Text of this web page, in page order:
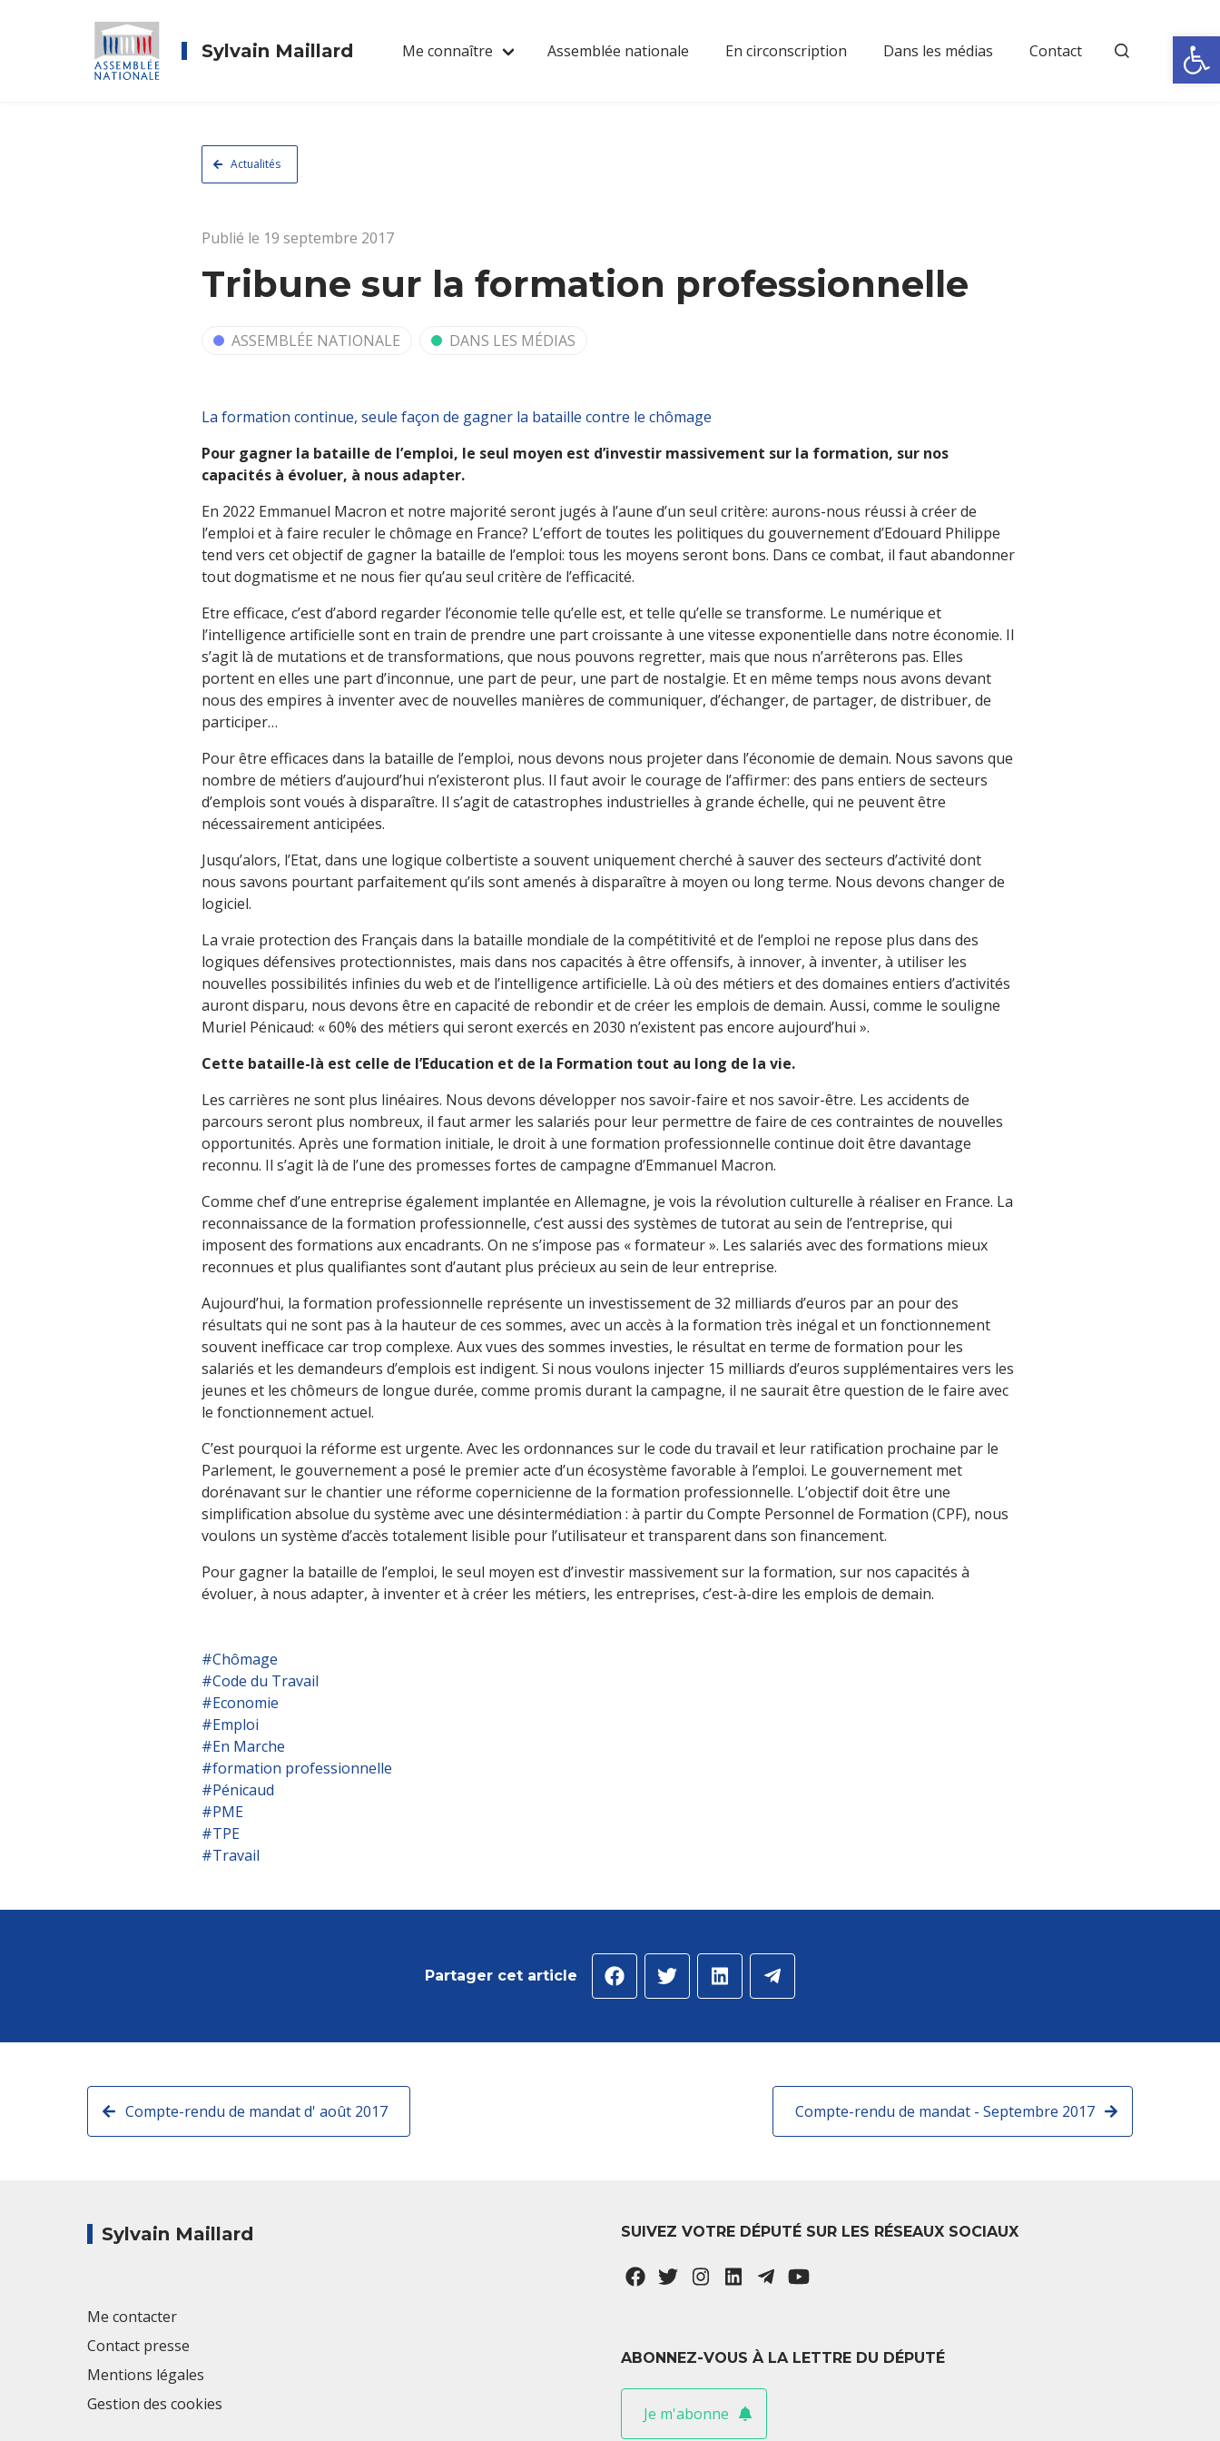
Ouvrir
Sylvain Maillard Me connaître Assemblée nationale En circonscription Dans les médias Contact
Actualités
Publié le 19 septembre 2017
Tribune sur la formation professionnelle
ASSEMBLÉE NATIONALE DANS LES MÉDIAS
La formation continue, seule façon de gagner la bataille contre le chômage
Pour gagner la bataille de l’emploi, le seul moyen est d’investir massivement sur la formation, sur nos
capacités à évoluer, à nous adapter.
En 2022 Emmanuel Macron et notre majorité seront jugés à l’aune d’un seul critère: aurons-nous réussi à créer de
l’emploi et à faire reculer le chômage en France? L’effort de toutes les politiques du gouvernement d’Edouard Philippe
tend vers cet objectif de gagner la bataille de l’emploi: tous les moyens seront bons. Dans ce combat, il faut abandonner
tout dogmatisme et ne nous fier qu’au seul critère de l’efficacité.
Etre efficace, c’est d’abord regarder l’économie telle qu’elle est, et telle qu’elle se transforme. Le numérique et
l’intelligence artificielle sont en train de prendre une part croissante à une vitesse exponentielle dans notre économie. Il
s’agit là de mutations et de transformations, que nous pouvons regretter, mais que nous n’arrêterons pas. Elles
portent en elles une part d’inconnue, une part de peur, une part de nostalgie. Et en même temps nous avons devant
nous des empires à inventer avec de nouvelles manières de communiquer, d’échanger, de partager, de distribuer, de
participer…
Pour être efficaces dans la bataille de l’emploi, nous devons nous projeter dans l’économie de demain. Nous savons que
nombre de métiers d’aujourd’hui n’existeront plus. Il faut avoir le courage de l’affirmer: des pans entiers de secteurs
d’emplois sont voués à disparaître. Il s’agit de catastrophes industrielles à grande échelle, qui ne peuvent être
nécessairement anticipées.
Jusqu’alors, l’Etat, dans une logique colbertiste a souvent uniquement cherché à sauver des secteurs d’activité dont
nous savons pourtant parfaitement qu’ils sont amenés à disparaître à moyen ou long terme. Nous devons changer de
logiciel.
La vraie protection des Français dans la bataille mondiale de la compétitivité et de l’emploi ne repose plus dans des
logiques défensives protectionnistes, mais dans nos capacités à être offensifs, à innover, à inventer, à utiliser les
nouvelles possibilités infinies du web et de l’intelligence artificielle. Là où des métiers et des domaines entiers d’activités
auront disparu, nous devons être en capacité de rebondir et de créer les emplois de demain. Aussi, comme le souligne
Muriel Pénicaud: « 60% des métiers qui seront exercés en 2030 n’existent pas encore aujourd’hui ».
Cette bataille-là est celle de l’Education et de la Formation tout au long de la vie.
Les carrières ne sont plus linéaires. Nous devons développer nos savoir-faire et nos savoir-être. Les accidents de
parcours seront plus nombreux, il faut armer les salariés pour leur permettre de faire de ces contraintes de nouvelles
opportunités. Après une formation initiale, le droit à une formation professionnelle continue doit être davantage
reconnu. Il s’agit là de l’une des promesses fortes de campagne d’Emmanuel Macron.
Comme chef d’une entreprise également implantée en Allemagne, je vois la révolution culturelle à réaliser en France. La
reconnaissance de la formation professionnelle, c’est aussi des systèmes de tutorat au sein de l’entreprise, qui
imposent des formations aux encadrants. On ne s’impose pas « formateur ». Les salariés avec des formations mieux
reconnues et plus qualifiantes sont d’autant plus précieux au sein de leur entreprise.
Aujourd’hui, la formation professionnelle représente un investissement de 32 milliards d’euros par an pour des
résultats qui ne sont pas à la hauteur de ces sommes, avec un accès à la formation très inégal et un fonctionnement
souvent inefficace car trop complexe. Aux vues des sommes investies, le résultat en terme de formation pour les
salariés et les demandeurs d’emplois est indigent. Si nous voulons injecter 15 milliards d’euros supplémentaires vers les
jeunes et les chômeurs de longue durée, comme promis durant la campagne, il ne saurait être question de le faire avec
le fonctionnement actuel.
C’est pourquoi la réforme est urgente. Avec les ordonnances sur le code du travail et leur ratification prochaine par le
Parlement, le gouvernement a posé le premier acte d’un écosystème favorable à l’emploi. Le gouvernement met
dorénavant sur le chantier une réforme copernicienne de la formation professionnelle. L’objectif doit être une
simplification absolue du système avec une désintermédiation : à partir du Compte Personnel de Formation (CPF), nous
voulons un système d’accès totalement lisible pour l’utilisateur et transparent dans son financement.
Pour gagner la bataille de l’emploi, le seul moyen est d’investir massivement sur la formation, sur nos capacités à
évoluer, à nous adapter, à inventer et à créer les métiers, les entreprises, c’est-à-dire les emplois de demain.
#Chômage
#Code du Travail
#Economie
#Emploi
#En Marche
#formation professionnelle
#Pénicaud
#PME
#TPE
#Travail
Partager cet article
Compte-rendu de mandat d' août 2017 Compte-rendu de mandat - Septembre 2017
Sylvain Maillard
Me contacter
Contact presse
Mentions légales
Gestion des cookies
SUIVEZ VOTRE DÉPUTÉ SUR LES RÉSEAUX SOCIAUX
ABONNEZ-VOUS À LA LETTRE DU DÉPUTÉ
Je m'abonne